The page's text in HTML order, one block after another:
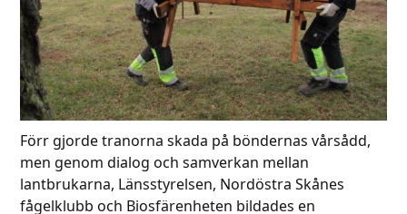
Förr gjorde tranorna skada på böndernas vårsådd,
men genom dialog och samverkan mellan
lantbrukarna, Länsstyrelsen, Nordöstra Skånes
fågelklubb och Biosfärenheten bildades en